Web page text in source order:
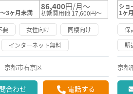
3ヶ月未満
86,400円/月～
初期費用他 17,600円～
要
女性向け
同棲向け
インターネット無料
京都市右京区
合わせ 電話する
ショ
1ヶ
保
駅
京都